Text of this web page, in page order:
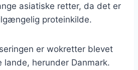
asiatiske retter, da det er
proteinkilde.
er wokretter blevet
herunder Danmark.